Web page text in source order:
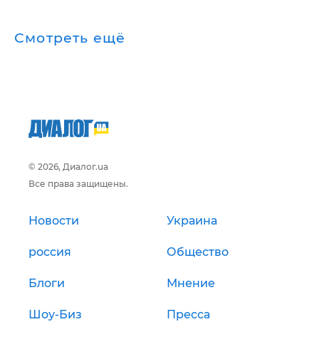
Смотреть ещё
© 2026, Диалог.ua
Все права защищены.
Новости Украина
россия Общество
Блоги Мнение
Шоу-Биз Пресса